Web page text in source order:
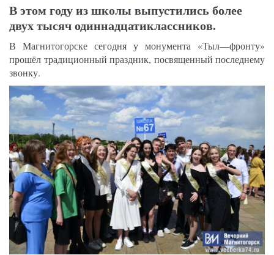
В этом году из школы выпустились более
двух тысяч одиннадцатиклассников.
В Магнитогорске сегодня у монумента «Тыл—фронту»
прошёл традиционный праздник, посвященный последнему
звонку.